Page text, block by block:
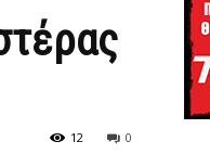
0
12